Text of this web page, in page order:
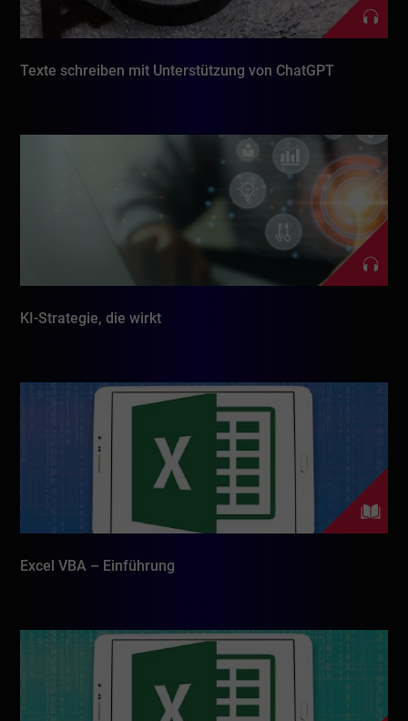
Texte schreiben mit Unterstützung von ChatGPT
KI-Strategie, die wirkt
Excel VBA – Einführung